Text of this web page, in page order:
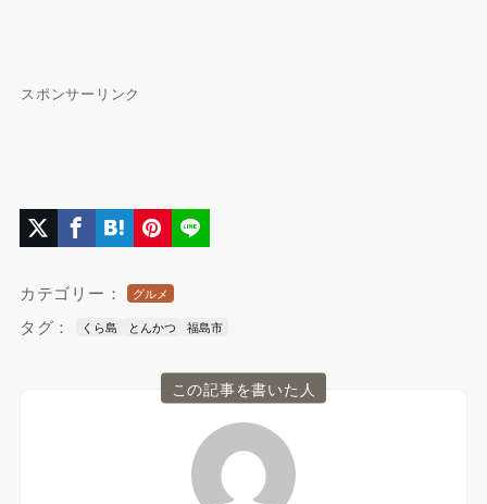
スポンサーリンク
カテゴリー： グルメ
タグ： くら島 とんかつ 福島市
この記事を書いた人